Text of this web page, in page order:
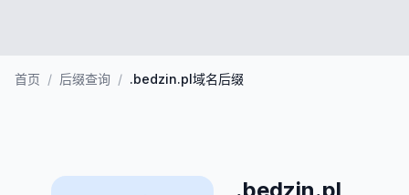
首页 / 后缀查询 / .bedzin.pl域名后缀